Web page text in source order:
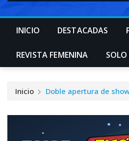
INICIO DESTACADAS
REVISTA FEMENINA SOLO
Inicio Doble apertura de